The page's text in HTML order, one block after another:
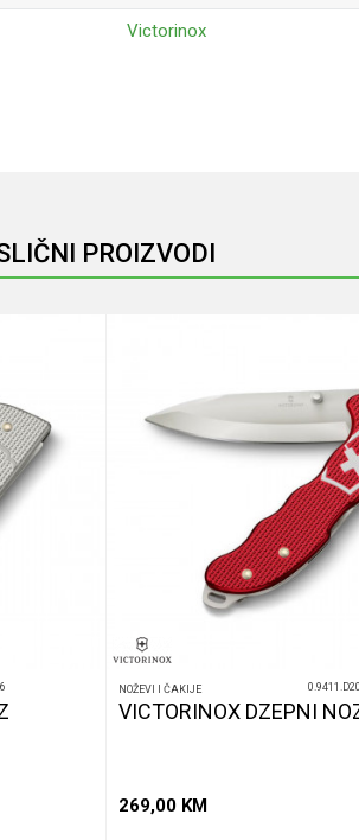
Victorinox
PROIZVODI
NOŽEVI I ČAKIJE 0.9411.D20
VICTORINOX DZEPNI
269,00 KM